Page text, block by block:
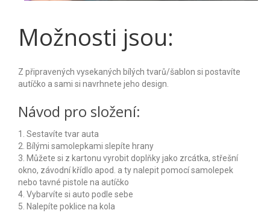
Firemní rodinné dny
Tematické balíčky
Soutěž v převozu piva vysokozdvižkami
IT Challenge
Vysokozdvižné vozíky a tahače
Bagry na dálkové ovládání
Možnosti jsou:
Z připravených vysekaných bílých tvarů/šablon si postavíte
autíčko a sami si navrhnete jeho design.
Návod pro složení:
1. Sestavíte tvar auta
2. Bílými samolepkami slepíte hrany
3. Můžete si z kartonu vyrobit doplňky jako zrcátka, střešní
okno, závodní křídlo apod. a ty nalepit pomocí samolepek
nebo tavné pistole na autíčko
4. Vybarvíte si auto podle sebe
5. Nalepíte poklice na kola